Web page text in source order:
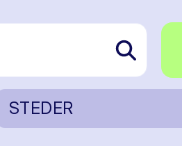
STEDER